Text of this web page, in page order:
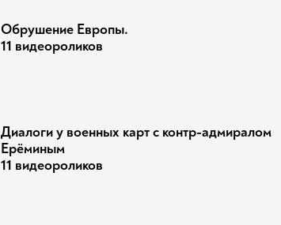
Обрушение Европы.
11 видеороликов
Диалоги у военных карт с контр-адмиралом
Ерёминым
11 видеороликов